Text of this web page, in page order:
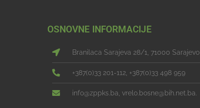
OSNOVNE INFORMACIJE
Branilaca Sarajeva 28/1, 71000 Sarajevo
+387(0)33 201-112, +387(0)33 498 959
info@zppks.ba, vrelo.bosne@bih.net.ba.